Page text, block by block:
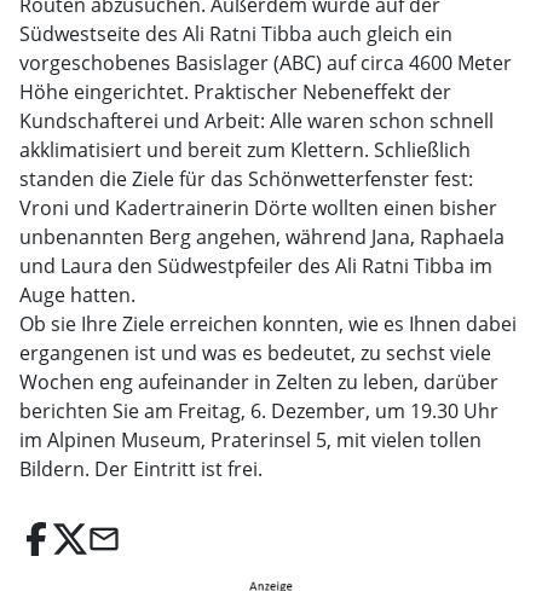
Südwestseite des Ali Ratni Tibba auch gleich ein
vorgeschobenes Basislager (ABC) auf circa 4600 Meter
Höhe eingerichtet. Praktischer Nebeneffekt der
Kundschafterei und Arbeit: Alle waren schon schnell
akklimatisiert und bereit zum Klettern. Schließlich
standen die Ziele für das Schönwetterfenster fest:
Vroni und Kadertrainerin Dörte wollten einen bisher
unbenannten Berg angehen, während Jana, Raphaela
und Laura den Südwestpfeiler des Ali Ratni Tibba im
Auge hatten.
Ob sie Ihre Ziele erreichen konnten, wie es Ihnen dabei
ergangenen ist und was es bedeutet, zu sechst viele
Wochen eng aufeinander in Zelten zu leben, darüber
berichten Sie am Freitag, 6. Dezember, um 19.30 Uhr
im Alpinen Museum, Praterinsel 5, mit vielen tollen
Bildern. Der Eintritt ist frei.
email